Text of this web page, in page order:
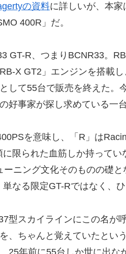
の資料に詳しいが、本
400R」だ。
GT-R、つまりBCNR33。
X GT2」エンジンを搭載
して55台で販売を終えた。
好事家が探し求めている一台
を意味し、「R」は
に限られた血筋しか持って
ーニング文化そのものの礎
なる限定GT-Rではなく、
型スカイラインにこの名が
、ちゃんと覚えていたとい
25年前に55台しか世に出